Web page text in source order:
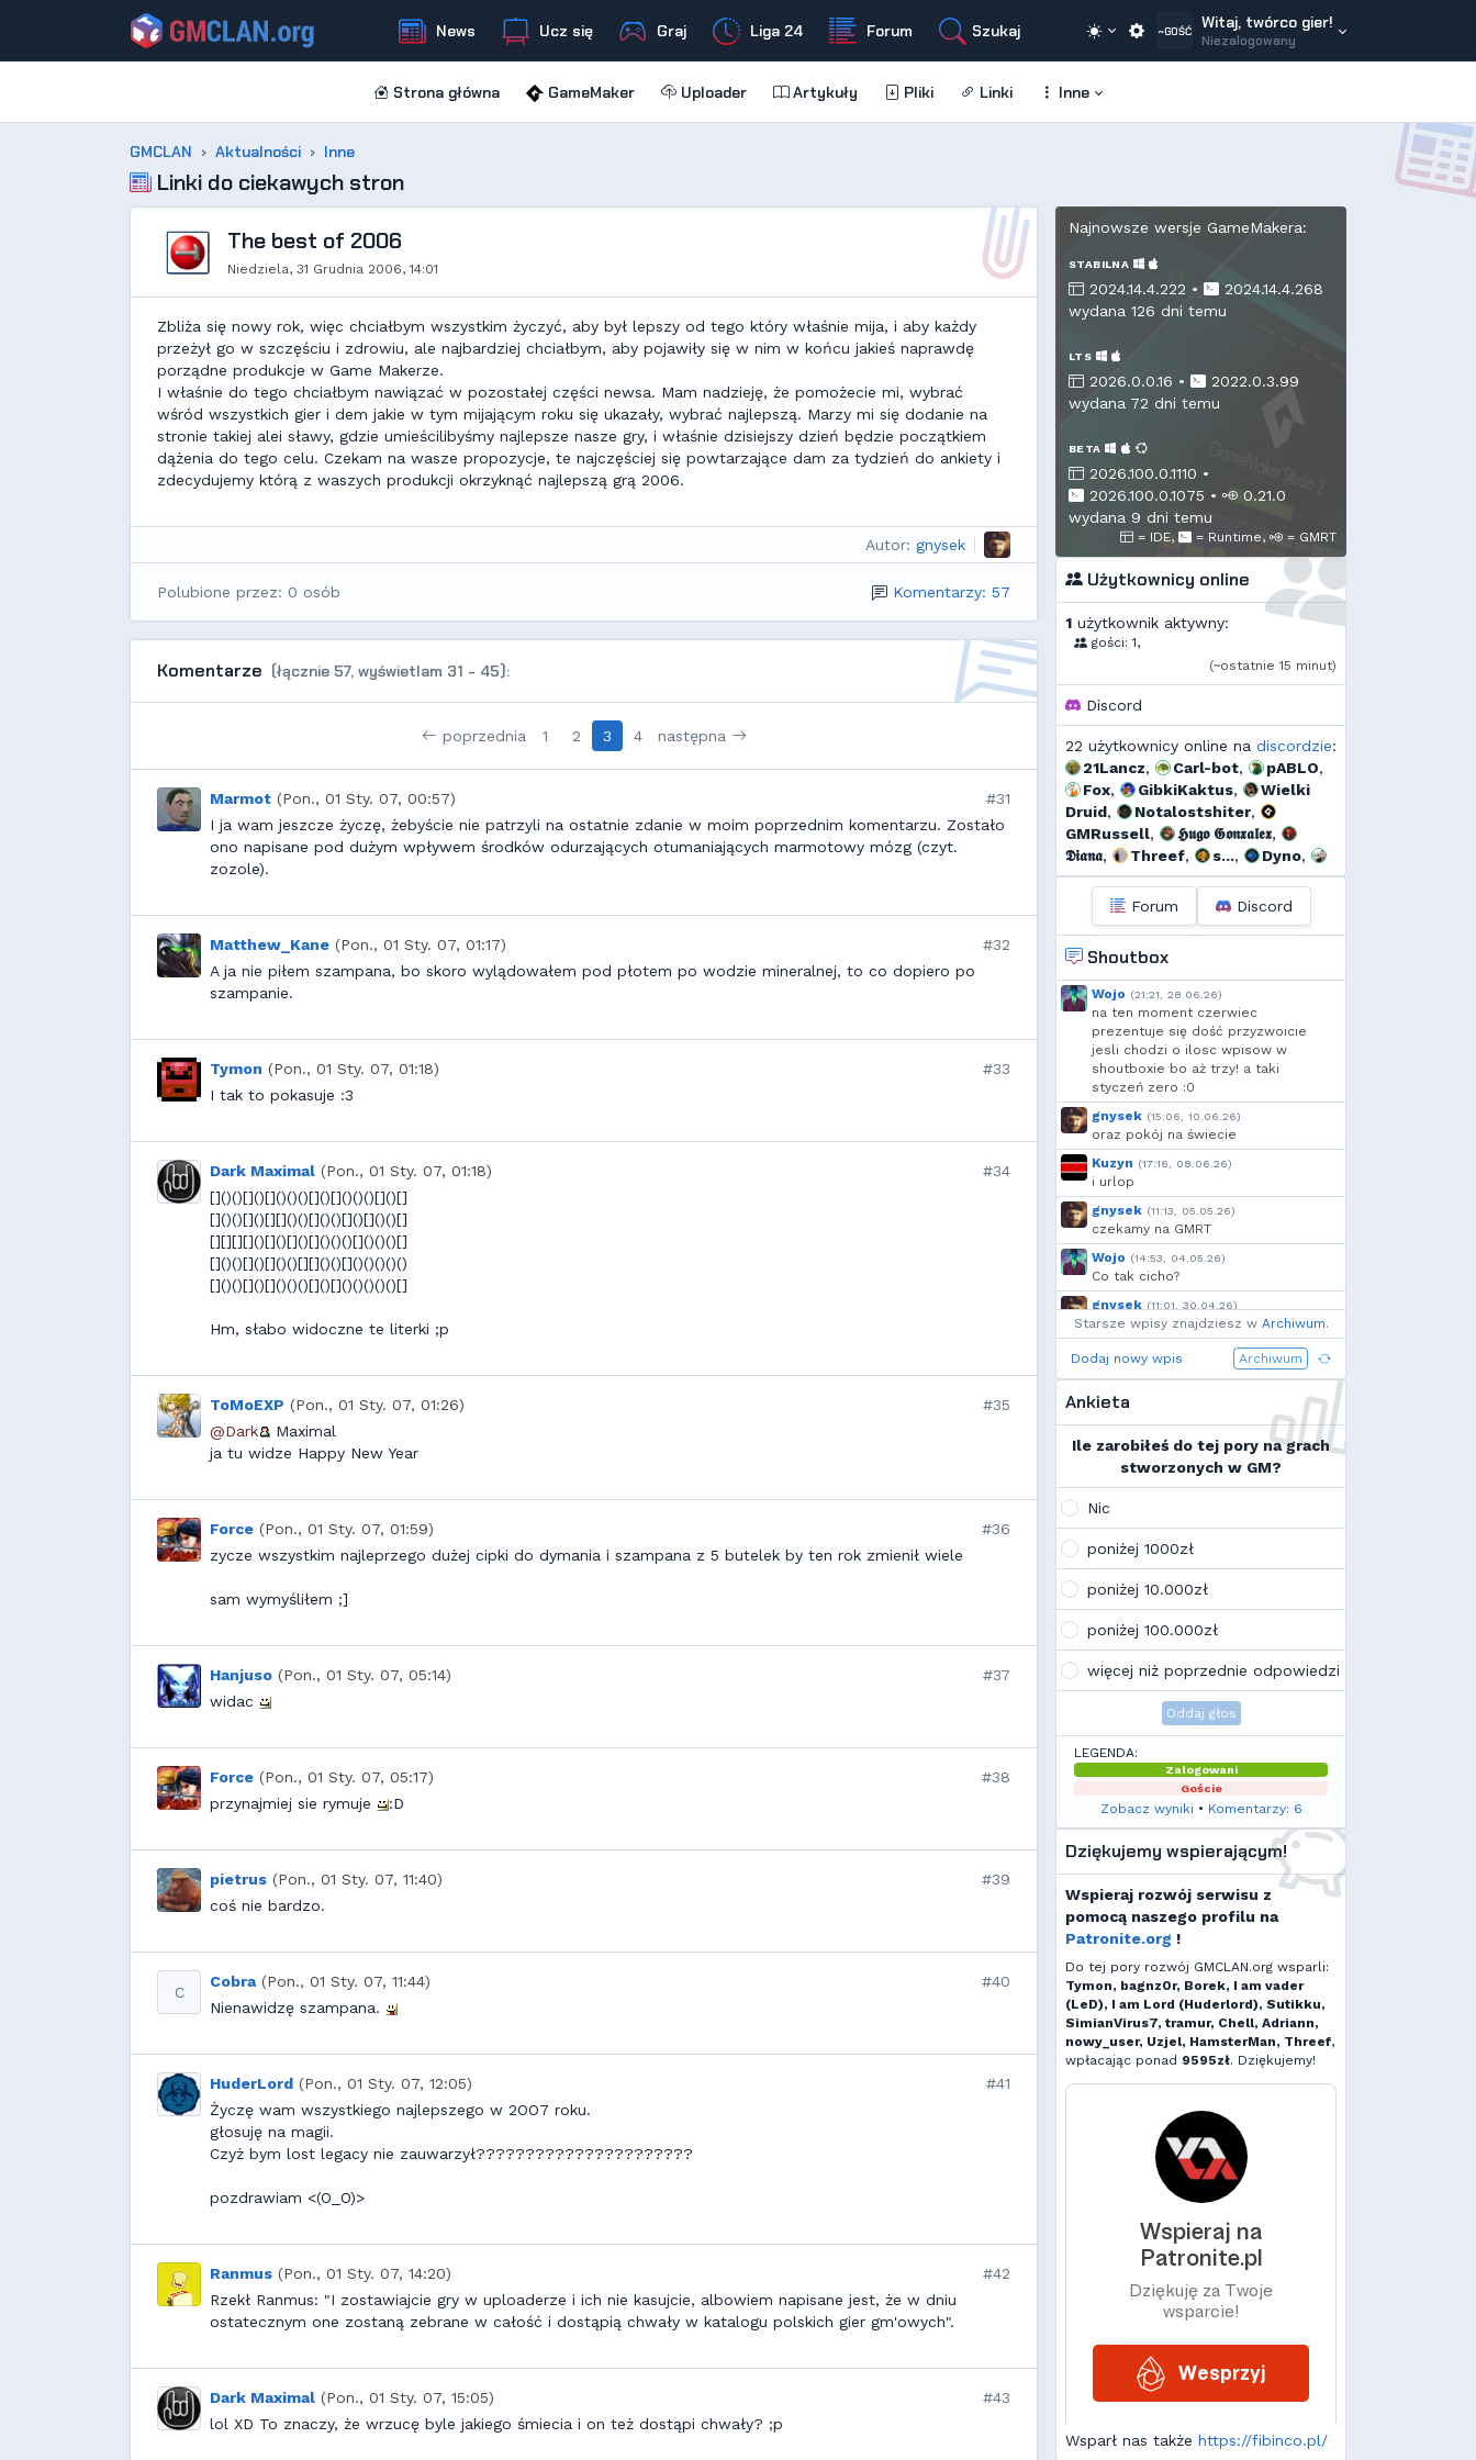
~GOŚĆ Witaj, twórco gier!
Niezalogowany
News Ucz się Graj Liga 24 Forum Szukaj
Strona główna GameMaker Uploader Artykuły Pliki Linki Inne
GMCLAN Aktualności Inne
Linki do ciekawych stron
The best of 2006
Niedziela, 31 Grudnia 2006, 14:01
Zbliża się nowy rok, więc chciałbym wszystkim życzyć, aby był lepszy od tego który właśnie mija, i aby każdy
przeżył go w szczęściu i zdrowiu, ale najbardziej chciałbym, aby pojawiły się w nim w końcu jakieś naprawdę
porządne produkcje w Game Makerze.
I właśnie do tego chciałbym nawiązać w pozostałej części newsa. Mam nadzieję, że pomożecie mi, wybrać
wśród wszystkich gier i dem jakie w tym mijającym roku się ukazały, wybrać najlepszą. Marzy mi się dodanie na
stronie takiej alei sławy, gdzie umieścilibyśmy najlepsze nasze gry, i właśnie dzisiejszy dzień będzie początkiem
dążenia do tego celu. Czekam na wasze propozycje, te najczęściej się powtarzające dam za tydzień do ankiety i
zdecydujemy którą z waszych produkcji okrzyknąć najlepszą grą 2006.
Autor: gnysek
Polubione przez: 0 osób Komentarzy: 57
Komentarze (łącznie 57, wyświetlam 31 - 45):
poprzednia 1 2 3 4 następna
Marmot (Pon., 01 Sty. 07, 00:57)
#31
I ja wam jeszcze życzę, żebyście nie patrzyli na ostatnie zdanie w moim poprzednim komentarzu. Zostało
ono napisane pod dużym wpływem środków odurzających otumaniających marmotowy mózg (czyt.
zozole).
Matthew_Kane (Pon., 01 Sty. 07, 01:17)
#32
A ja nie piłem szampana, bo skoro wylądowałem pod płotem po wodzie mineralnej, to co dopiero po
szampanie.
Tymon (Pon., 01 Sty. 07, 01:18)
#33
I tak to pokasuje :3
Dark Maximal (Pon., 01 Sty. 07, 01:18)
#34
[]()()[]()[]()()()[]()[]()()()[]()[]
[]()()[]()[][]()()[]()()[]()[]()()[]
[][][][]()[]()[]()[]()()()[]()()()[]
[]()()[]()[]()()[][]()()[]()()()()()
[]()()[]()[]()()()[]()[]()()()()()[]
Hm, słabo widoczne te literki ;p
ToMoEXP (Pon., 01 Sty. 07, 01:26)
#35
@Dark
Maximal
ja tu widze Happy New Year
Force (Pon., 01 Sty. 07, 01:59)
#36
zycze wszystkim najleprzego dużej cipki do dymania i szampana z 5 butelek by ten rok zmienił wiele
sam wymyśliłem ;]
Hanjuso (Pon., 01 Sty. 07, 05:14)
#37
widac
Force (Pon., 01 Sty. 07, 05:17)
#38
przynajmiej sie rymuje
:D
pietrus (Pon., 01 Sty. 07, 11:40)
#39
coś nie bardzo.
C
Cobra (Pon., 01 Sty. 07, 11:44)
#40
Nienawidzę szampana.
HuderLord (Pon., 01 Sty. 07, 12:05)
#41
Życzę wam wszystkiego najlepszego w 2OO7 roku.
głosuję na magii.
Czyż bym lost legacy nie zauwarzył??????????????????????
pozdrawiam <(O_O)>
Ranmus (Pon., 01 Sty. 07, 14:20)
#42
Rzekł Ranmus: "I zostawiajcie gry w uploaderze i ich nie kasujcie, albowiem napisane jest, że w dniu
ostatecznym one zostaną zebrane w całość i dostąpią chwały w katalogu polskich gier gm'owych".
Dark Maximal (Pon., 01 Sty. 07, 15:05)
#43
lol XD To znaczy, że wrzucę byle jakiego śmiecia i on też dostąpi chwały? ;p
Najnowsze wersje GameMakera:
STABILNA
2024.14.4.222 •
2024.14.4.268
wydana 126 dni temu
LTS
2026.0.0.16 •
2022.0.3.99
wydana 72 dni temu
BETA
2026.100.0.1110 •
2026.100.0.1075 •
0.21.0
wydana 9 dni temu
= IDE, = Runtime, = GMRT
Użytkownicy online
1 użytkownik aktywny:
gości: 1,
(~ostatnie 15 minut)
Discord
22 użytkownicy online na discordzie:
21Lancz, Carl-bot, pABLO,
Fox, GibkiKaktus,
Wielki
Druid, Notalostshiter,
GMRussell, 𝕳𝖚𝖌𝖔 𝕲𝖔𝖓𝖝𝖆𝖑𝖊𝖝,
𝕯𝖎𝖆𝖓𝖆, Threef, s..., Dyno,
szmalu, Korodzik, bagno,
Arrekin, GreenClover
Borek, Krzysiek1250,
Forum Discord
Shoutbox
Wojo (21:21, 28.06.26)
na ten moment czerwiec
prezentuje się dość przyzwoicie
jesli chodzi o ilosc wpisow w
shoutboxie bo aż trzy! a taki
styczeń zero :0
gnysek (15:06, 10.06.26)
oraz pokój na świecie
Kuzyn (17:16, 08.06.26)
i urlop
gnysek (11:13, 05.05.26)
czekamy na GMRT
Wojo (14:53, 04.05.26)
Co tak cicho?
gnysek (11:01, 30.04.26)
Grill panie, grill.
Wojo
(14:18, 29.04.26)
Jak planujecie spędzić najbliższą
Ja zainstalowałem sobie Linux mint
na swoim laptopie
Wojo
Tak, po zmianach gmclan przeżywa
wskazują, że ten rok będzie rokiem
Linuxa, rokiem odejścia od
discorda na rzecz forów
internetowych
K Kamilek
Ale klimat tu znowu wrócić!
Starsze wpisy znajdziesz w Archiwum.
Dodaj nowy wpis Archiwum
Ankieta
Ile zarobiłeś do tej pory na grach
stworzonych w GM?
Nic
poniżej 1000zł
poniżej 10.000zł
poniżej 100.000zł
więcej niż poprzednie odpowiedzi
Oddaj głos
LEGENDA:
Zalogowani
Goście
Zobacz wyniki • Komentarzy: 6
Dziękujemy wspierającym!
Wspieraj rozwój serwisu z
pomocą naszego profilu na
Patronite.org !
Do tej pory rozwój GMCLAN.org wsparli:
Tymon, bagnz0r, Borek, I am vader
(LeD), I am Lord (Huderlord), Sutikku,
SimianVirus7, tramur, Chell, Adriann,
nowy_user, Uzjel, HamsterMan, Threef,
wpłacając ponad 9595zł. Dziękujemy!
Wsparł nas także https://fibinco.pl/